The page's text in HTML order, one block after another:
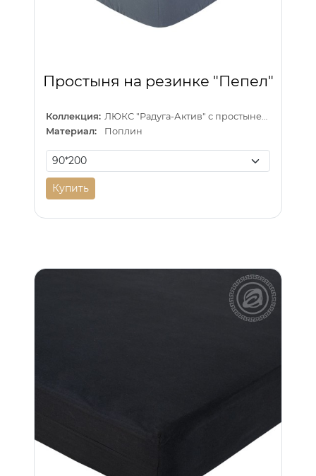
Простыня на резинке "Пепел"
Коллекция:
Материал:
Поплин
Купить